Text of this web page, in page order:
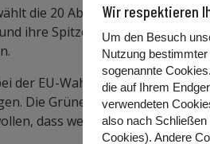
die 20 Abgeordneten, die
ihre Spitzenkandidat:innen
der EU-Wahl heißt Lena Schilling
Die Grünen setzen sich
dass weniger Boden
Wir respektieren
Um den Besuch
Nutzung
sogenannte
die auf Ihrem
verwendeten
also nach
Cookies). Andere